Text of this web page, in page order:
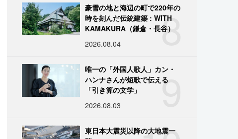
8
豪雪の地と海辺の町で220年の
時を刻んだ伝統建築 : WITH
KAMAKURA（鎌倉・長谷）
2026.08.04
9
唯一の「外国人歌人」カン・
ハンナさんが短歌で伝える
「引き算の文学」
2026.08.03
東日本大震災以降の大地震一